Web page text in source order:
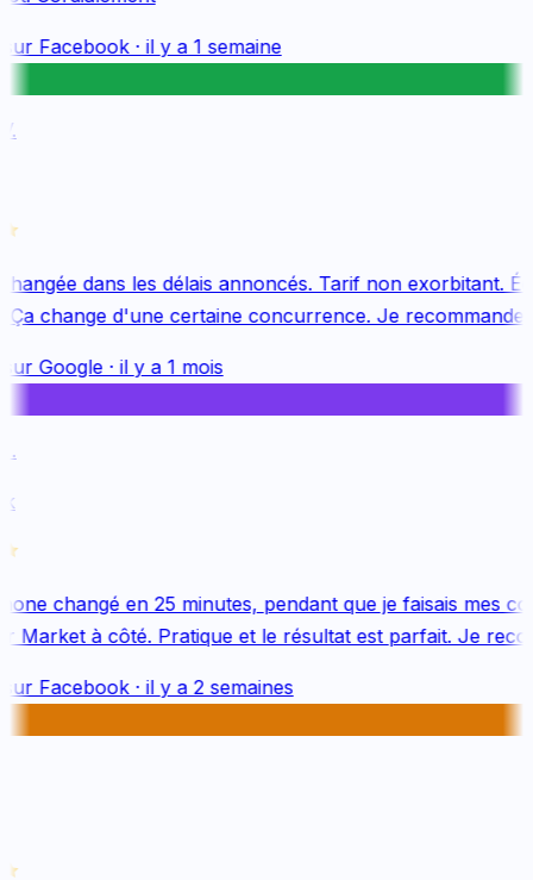
Facebook· il y a 1 semaine
dans les délais annoncés. Tarif non exorbitant.
change d'une certaine concurrence. Je recommande
Google· il y a 1 mois
changé en 25 minutes, pendant que je faisais mes
à côté. Pratique et le résultat est parfait. Je
Facebook· il y a 2 semaines